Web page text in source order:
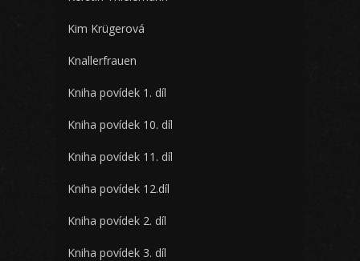
Kim Krügerová
Knallerfrauen
Kniha povídek 1. díl
Kniha povídek 10. díl
Kniha povídek 11. díl
Kniha povídek 12.díl
Kniha povídek 2. díl
Kniha povídek 3. díl